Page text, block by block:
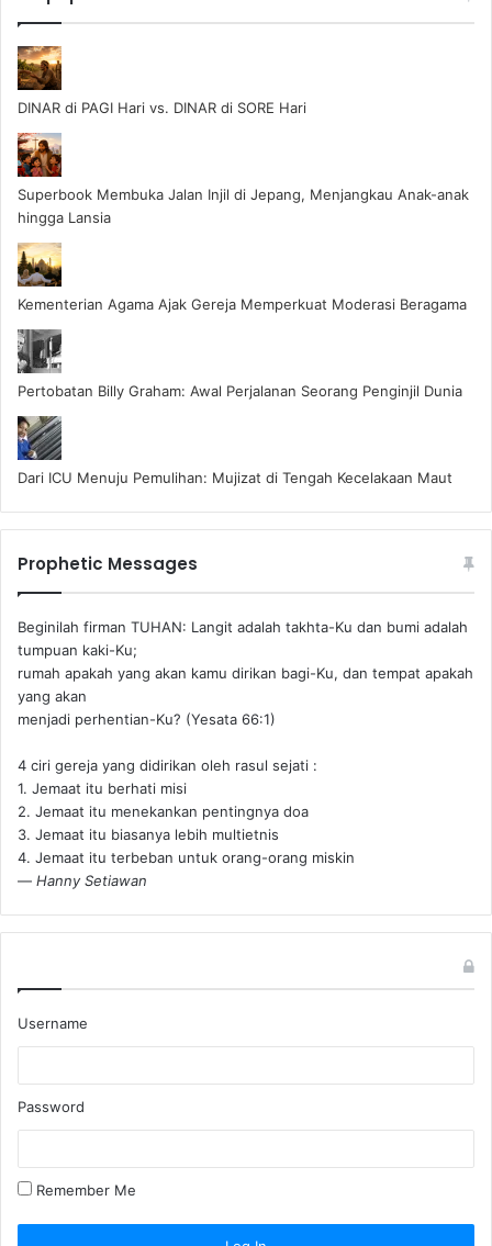
DINAR di PAGI Hari vs. DINAR di SORE Hari
Superbook Membuka Jalan Injil di Jepang, Menjangkau Anak-anak
hingga Lansia
Kementerian Agama Ajak Gereja Memperkuat Moderasi Beragama
Pertobatan Billy Graham: Awal Perjalanan Seorang Penginjil Dunia
Dari ICU Menuju Pemulihan: Mujizat di Tengah Kecelakaan Maut
Prophetic Messages
Beginilah firman TUHAN: Langit adalah takhta-Ku dan bumi adalah
tumpuan kaki-Ku;
rumah apakah yang akan kamu dirikan bagi-Ku, dan tempat apakah
yang akan
menjadi perhentian-Ku? (Yesata 66:1) ‪
4 ciri gereja yang didirikan oleh rasul sejati :
1. Jemaat itu berhati misi
2. Jemaat itu menekankan pentingnya doa
3. Jemaat itu biasanya lebih multietnis
4. Jemaat itu terbeban untuk orang-orang miskin
— Hanny Setiawan
Username
Password
Remember Me